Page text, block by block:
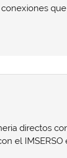
directos
el